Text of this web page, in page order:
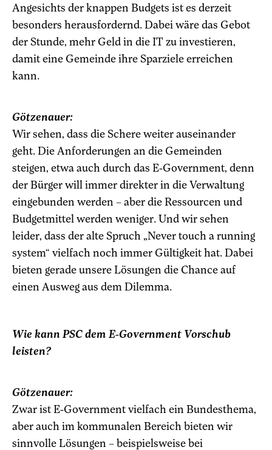
Angesichts der knappen Budgets ist es derzeit
besonders herausfordernd. Dabei wäre das Gebot
der Stunde, mehr Geld in die IT zu investieren,
damit eine Gemeinde ihre Sparziele erreichen
kann.
Götzenauer:
Wir sehen, dass die Schere weiter auseinander
geht. Die Anforderungen an die Gemeinden
steigen, etwa auch durch das E-Government, denn
der Bürger will immer direkter in die Verwaltung
eingebunden werden – aber die Ressourcen und
Budgetmittel werden weniger. Und wir sehen
leider, dass der alte Spruch „Never touch a running
system“ vielfach noch immer Gültigkeit hat. Dabei
bieten gerade unsere Lösungen die Chance auf
einen Ausweg aus dem Dilemma.
Wie kann PSC dem E-Government Vorschub
leisten?
Götzenauer:
Zwar ist E-Government vielfach ein Bundesthema,
aber auch im kommunalen Bereich bieten wir
sinnvolle Lösungen – beispielsweise bei